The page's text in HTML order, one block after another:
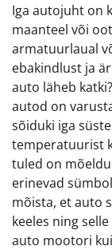
Iga autojuht on
maanteel või
armatuurlaual
ebakindlust ja
auto läheb
autod on
sõiduki iga
temperatuurist
tuled on
erinevad
mõista, et auto
keeles ning
auto mootori